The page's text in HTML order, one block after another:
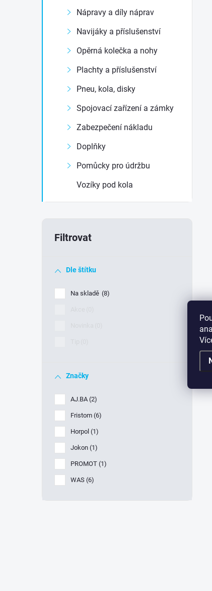
Nápravy a díly náprav
Navijáky a příslušenství
Opěrná kolečka a nohy
Plachty a příslušenství
Pneu, kola, disky
Spojovací zařízení a zámky
Zabezpečení nákladu
Doplňky
Pomůcky pro údržbu
Vozíky pod kola
Dle štítku
Na skladě 8
Značky
AJ.BA 2
Fristom 6
Horpol 1
Jokon 1
PROMOT 1
WAS 6